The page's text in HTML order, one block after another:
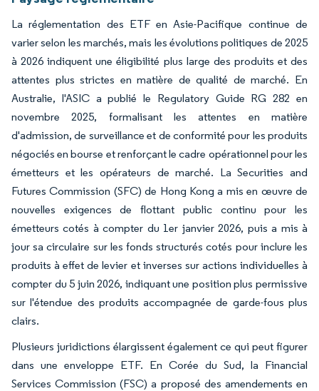
La réglementation des ETF en Asie-Pacifique continue de
varier selon les marchés, mais les évolutions politiques de 2025
à 2026 indiquent une éligibilité plus large des produits et des
attentes plus strictes en matière de qualité de marché. En
Australie, l'ASIC a publié le Regulatory Guide RG 282 en
novembre 2025, formalisant les attentes en matière
d'admission, de surveillance et de conformité pour les produits
négociés en bourse et renforçant le cadre opérationnel pour les
émetteurs et les opérateurs de marché. La Securities and
Futures Commission (SFC) de Hong Kong a mis en œuvre de
nouvelles exigences de flottant public continu pour les
émetteurs cotés à compter du 1er janvier 2026, puis a mis à
jour sa circulaire sur les fonds structurés cotés pour inclure les
produits à effet de levier et inverses sur actions individuelles à
compter du 5 juin 2026, indiquant une position plus permissive
sur l'étendue des produits accompagnée de garde-fous plus
clairs.
Plusieurs juridictions élargissent également ce qui peut figurer
dans une enveloppe ETF. En Corée du Sud, la Financial
Services Commission (FSC) a proposé des amendements en